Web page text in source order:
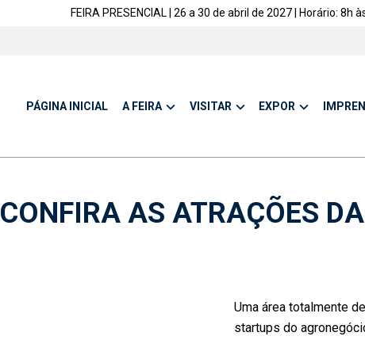
FEIRA PRESENCIAL | 26 a 30 de abril de 2027 | Horário: 8h
PÁGINA INICIAL A FEIRA VISITAR EXPOR
CONFIRA AS ATRAÇÕES
Uma área totalmente
startups do